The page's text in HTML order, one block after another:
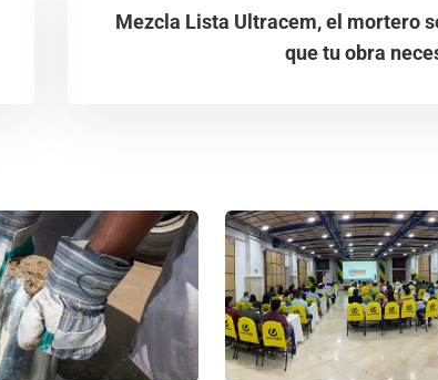
Mezcla Lista Ultracem, el mortero
que tu obra